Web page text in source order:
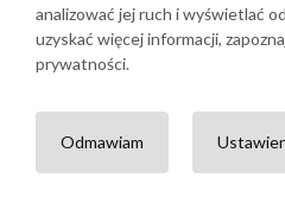
analizować jej ruch i wyświetlać
uzyskać więcej informacji,
prywatności.
Odmawiam